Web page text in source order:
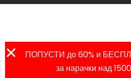
ПОПУСТИ до 60% и
за нарачки над